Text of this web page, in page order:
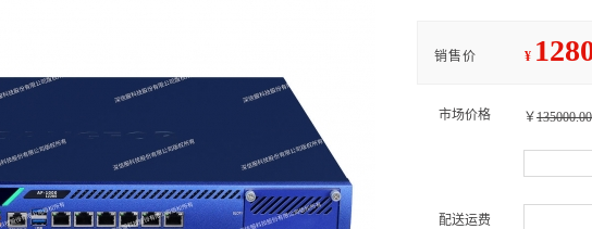
销售价 ¥
市场价格 ￥135000.00
配送运费